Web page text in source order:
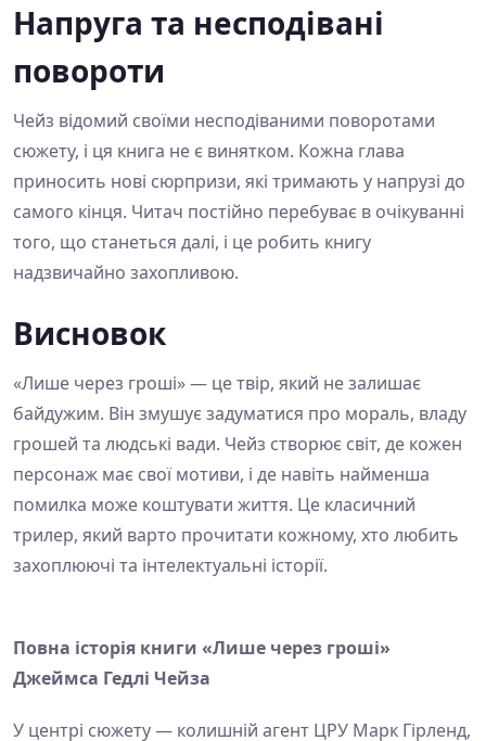
Напруга та несподівані
повороти
Чейз відомий своїми несподіваними поворотами
сюжету, і ця книга не є винятком. Кожна глава
приносить нові сюрпризи, які тримають у напрузі до
самого кінця. Читач постійно перебуває в очікуванні
того, що станеться далі, і це робить книгу
надзвичайно захопливою.
Висновок
«Лише через гроші» — це твір, який не залишає
байдужим. Він змушує задуматися про мораль, владу
грошей та людські вади. Чейз створює світ, де кожен
персонаж має свої мотиви, і де навіть найменша
помилка може коштувати життя. Це класичний
трилер, який варто прочитати кожному, хто любить
захоплюючі та інтелектуальні історії.
Повна історія книги «Лише через гроші»
Джеймса Гедлі Чейза
У центрі сюжету — колишній агент ЦРУ Марк Гірленд,